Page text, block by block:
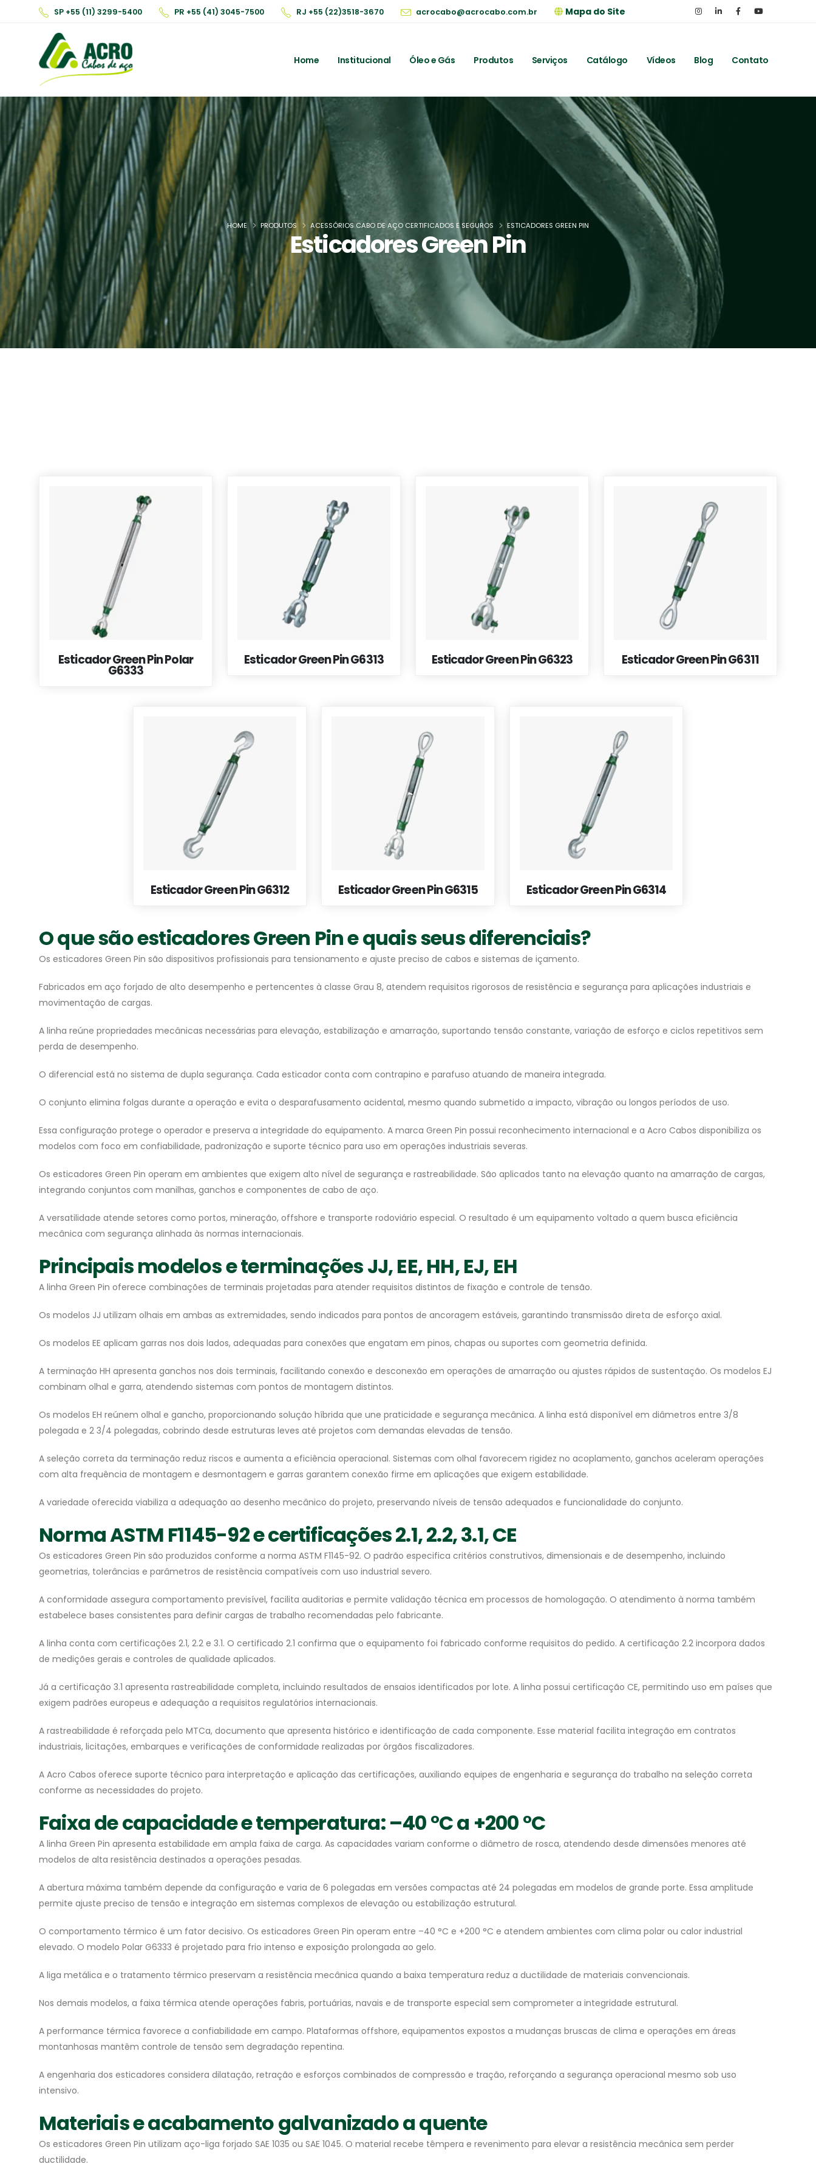
SP +55 (11) 3299-5400 PR +55 (41) 3045-7500 RJ +55 (22)3518-3670 acrocabo@acrocabo.com.br Mapa do Site
Home Institucional Óleo e Gás Produtos Serviços Catálogo Vídeos Blog Contato
Esticadores Green Pin
HOME PRODUTOS ACESSÓRIOS CABO DE AÇO CERTIFICADOS E SEGUROS ESTICADORES GREEN PIN
Esticador Green Pin Polar
G6333
Esticador Green Pin G6313 Esticador Green Pin G6323 Esticador Green Pin G6311
Esticador Green Pin G6312 Esticador Green Pin G6315 Esticador Green Pin G6314
O que são esticadores Green Pin e quais seus diferenciais?
Os esticadores Green Pin são dispositivos profissionais para tensionamento e ajuste preciso de cabos e sistemas de içamento.
Fabricados em aço forjado de alto desempenho e pertencentes à classe Grau 8, atendem requisitos rigorosos de resistência e segurança para aplicações industriais e
movimentação de cargas.
A linha reúne propriedades mecânicas necessárias para elevação, estabilização e amarração, suportando tensão constante, variação de esforço e ciclos repetitivos sem
perda de desempenho.
O diferencial está no sistema de dupla segurança. Cada esticador conta com contrapino e parafuso atuando de maneira integrada.
O conjunto elimina folgas durante a operação e evita o desparafusamento acidental, mesmo quando submetido a impacto, vibração ou longos períodos de uso.
Essa configuração protege o operador e preserva a integridade do equipamento. A marca Green Pin possui reconhecimento internacional e a Acro Cabos disponibiliza os
modelos com foco em confiabilidade, padronização e suporte técnico para uso em operações industriais severas.
Os esticadores Green Pin operam em ambientes que exigem alto nível de segurança e rastreabilidade. São aplicados tanto na elevação quanto na amarração de cargas,
integrando conjuntos com manilhas, ganchos e componentes de cabo de aço.
A versatilidade atende setores como portos, mineração, offshore e transporte rodoviário especial. O resultado é um equipamento voltado a quem busca eficiência
mecânica com segurança alinhada às normas internacionais.
Principais modelos e terminações JJ, EE, HH, EJ, EH
A linha Green Pin oferece combinações de terminais projetadas para atender requisitos distintos de fixação e controle de tensão.
Os modelos JJ utilizam olhais em ambas as extremidades, sendo indicados para pontos de ancoragem estáveis, garantindo transmissão direta de esforço axial.
Os modelos EE aplicam garras nos dois lados, adequadas para conexões que engatam em pinos, chapas ou suportes com geometria definida.
A terminação HH apresenta ganchos nos dois terminais, facilitando conexão e desconexão em operações de amarração ou ajustes rápidos de sustentação. Os modelos EJ
combinam olhal e garra, atendendo sistemas com pontos de montagem distintos.
Os modelos EH reúnem olhal e gancho, proporcionando solução híbrida que une praticidade e segurança mecânica. A linha está disponível em diâmetros entre 3/8
polegada e 2 3/4 polegadas, cobrindo desde estruturas leves até projetos com demandas elevadas de tensão.
A seleção correta da terminação reduz riscos e aumenta a eficiência operacional. Sistemas com olhal favorecem rigidez no acoplamento, ganchos aceleram operações
com alta frequência de montagem e desmontagem e garras garantem conexão firme em aplicações que exigem estabilidade.
A variedade oferecida viabiliza a adequação ao desenho mecânico do projeto, preservando níveis de tensão adequados e funcionalidade do conjunto.
Norma ASTM F1145-92 e certificações 2.1, 2.2, 3.1, CE
Os esticadores Green Pin são produzidos conforme a norma ASTM F1145-92. O padrão especifica critérios construtivos, dimensionais e de desempenho, incluindo
geometrias, tolerâncias e parâmetros de resistência compatíveis com uso industrial severo.
A conformidade assegura comportamento previsível, facilita auditorias e permite validação técnica em processos de homologação. O atendimento à norma também
estabelece bases consistentes para definir cargas de trabalho recomendadas pelo fabricante.
A linha conta com certificações 2.1, 2.2 e 3.1. O certificado 2.1 confirma que o equipamento foi fabricado conforme requisitos do pedido. A certificação 2.2 incorpora dados
de medições gerais e controles de qualidade aplicados.
Já a certificação 3.1 apresenta rastreabilidade completa, incluindo resultados de ensaios identificados por lote. A linha possui certificação CE, permitindo uso em países que
exigem padrões europeus e adequação a requisitos regulatórios internacionais.
A rastreabilidade é reforçada pelo MTCa, documento que apresenta histórico e identificação de cada componente. Esse material facilita integração em contratos
industriais, licitações, embarques e verificações de conformidade realizadas por órgãos fiscalizadores.
A Acro Cabos oferece suporte técnico para interpretação e aplicação das certificações, auxiliando equipes de engenharia e segurança do trabalho na seleção correta
conforme as necessidades do projeto.
Faixa de capacidade e temperatura: –40 °C a +200 °C
A linha Green Pin apresenta estabilidade em ampla faixa de carga. As capacidades variam conforme o diâmetro de rosca, atendendo desde dimensões menores até
modelos de alta resistência destinados a operações pesadas.
A abertura máxima também depende da configuração e varia de 6 polegadas em versões compactas até 24 polegadas em modelos de grande porte. Essa amplitude
permite ajuste preciso de tensão e integração em sistemas complexos de elevação ou estabilização estrutural.
O comportamento térmico é um fator decisivo. Os esticadores Green Pin operam entre –40 °C e +200 °C e atendem ambientes com clima polar ou calor industrial
elevado. O modelo Polar G6333 é projetado para frio intenso e exposição prolongada ao gelo.
A liga metálica e o tratamento térmico preservam a resistência mecânica quando a baixa temperatura reduz a ductilidade de materiais convencionais.
Nos demais modelos, a faixa térmica atende operações fabris, portuárias, navais e de transporte especial sem comprometer a integridade estrutural.
A performance térmica favorece a confiabilidade em campo. Plataformas offshore, equipamentos expostos a mudanças bruscas de clima e operações em áreas
montanhosas mantêm controle de tensão sem degradação repentina.
A engenharia dos esticadores considera dilatação, retração e esforços combinados de compressão e tração, reforçando a segurança operacional mesmo sob uso
intensivo.
Materiais e acabamento galvanizado a quente
Os esticadores Green Pin utilizam aço-liga forjado SAE 1035 ou SAE 1045. O material recebe têmpera e revenimento para elevar a resistência mecânica sem perder
ductilidade.